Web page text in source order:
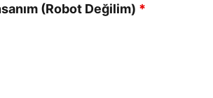
(Robot Değilim) *